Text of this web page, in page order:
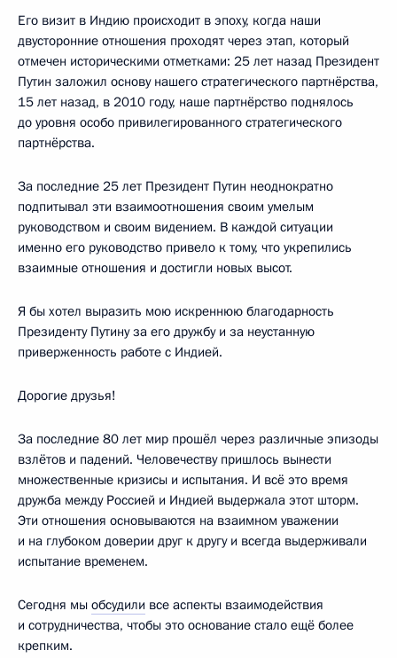
Его визит в Индию происходит в эпоху, когда наши
двусторонние отношения проходят через этап, который
отмечен историческими отметками: 25 лет назад Президент
Путин заложил основу нашего стратегического партнёрства,
15 лет назад, в 2010 году, наше партнёрство поднялось
до уровня особо привилегированного стратегического
партнёрства.
За последние 25 лет Президент Путин неоднократно
подпитывал эти взаимоотношения своим умелым
руководством и своим видением. В каждой ситуации
именно его руководство привело к тому, что укрепились
взаимные отношения и достигли новых высот.
Я бы хотел выразить мою искреннюю благодарность
Президенту Путину за его дружбу и за неустанную
приверженность работе с Индией.
Дорогие друзья!
За последние 80 лет мир прошёл через различные эпизоды
взлётов и падений. Человечеству пришлось вынести
множественные кризисы и испытания. И всё это время
дружба между Россией и Индией выдержала этот шторм.
Эти отношения основываются на взаимном уважении
и на глубоком доверии друг к другу и всегда выдерживали
испытание временем.
Сегодня мы обсудили все аспекты взаимодействия
и сотрудничества, чтобы это основание стало ещё более
крепким.